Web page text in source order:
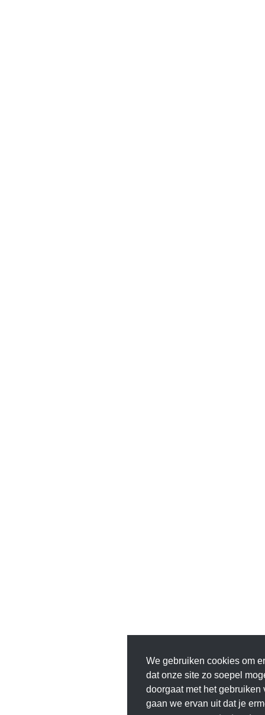
We gebruiken cookies om
dat onze site zo soepel
doorgaat met het gebruiken
gaan we ervan uit dat je